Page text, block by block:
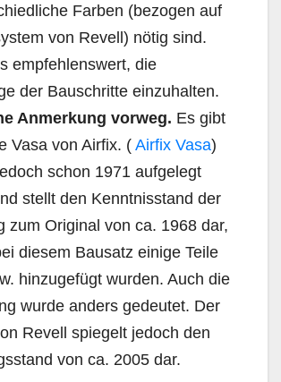
Farben (bezogen auf
von Revell) nötig sind.
empfehlenswert, die
der Bauschritte einzuhalten.
Anmerkung vorweg. Es gibt
Vasa von Airfix. ( Airfix Vasa)
schon 1971 aufgelegt
stellt den Kenntnisstand der
zum Original von ca. 1968 dar,
diesem Bausatz einige Teile
hinzugefügt wurden. Auch die
wurde anders gedeutet. Der
Revell spiegelt jedoch den
von ca. 2005 dar.